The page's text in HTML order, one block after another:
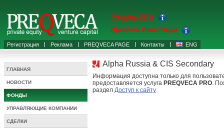
Регистрация Реклама PREQVECA PAGE Контакты ENG
Preqveca PRO
Привлечь Инвестиции
ГЛАВНАЯ
НОВОСТИ
ФОНДЫ
УПРАВЛЯЮЩИЕ КОМПАНИИ
СДЕЛКИ
Alpha Russia & CIS Secondary
Информация доступна только для
предоставляется услуга PREQVECA PRO.
раздел Доступ к сайту